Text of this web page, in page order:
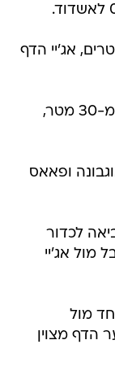
- אבוטבול שלח טיל מ-25 מטרים, אג'יי הדף
דקה 40 - חליבה הפציץ כדור חופשי מ-30 מטר,
ופאאס
לכדור
מול אג'יי
מול
הדף מצוין